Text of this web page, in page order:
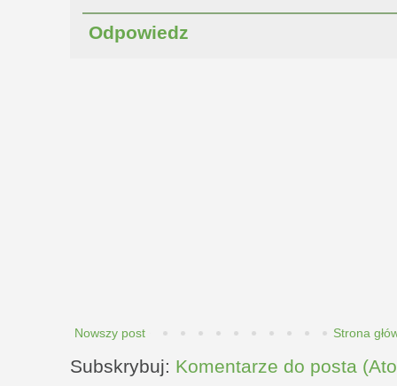
Odpowiedz
Nowszy post Strona
Subskrybuj: Komentarze do posta